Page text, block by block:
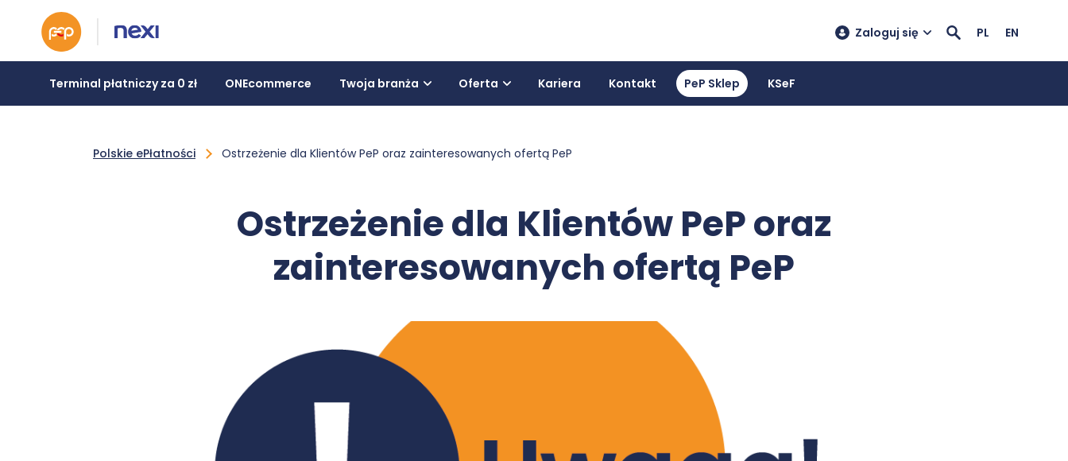
Zaloguj się PL EN
Terminal płatniczy za 0 zł ONEcommerce Twoja branża Oferta Kariera Kontakt PeP Sklep KSeF
Polskie ePłatności Ostrzeżenie dla Klientów PeP oraz zainteresowanych ofertą PeP
Ostrzeżenie dla Klientów PeP oraz
zainteresowanych ofertą PeP